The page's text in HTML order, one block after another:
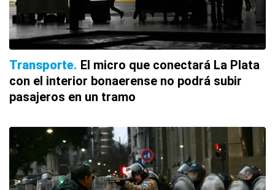
Transporte El micro que conectará La Plata
con el interior bonaerense no podrá subir
pasajeros en un tramo